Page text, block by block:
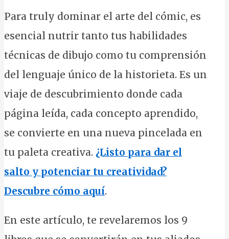
Para truly dominar el arte del cómic, es
esencial nutrir tanto tus habilidades
técnicas de dibujo como tu comprensión
del lenguaje único de la historieta. Es un
viaje de descubrimiento donde cada
página leída, cada concepto aprendido,
se convierte en una nueva pincelada en
tu paleta creativa. ¿Listo para dar el
salto y potenciar tu creatividad?
Descubre cómo aquí.
En este artículo, te revelaremos los 9